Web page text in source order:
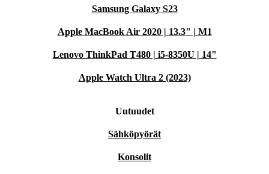
Samsung Galaxy S23
Apple MacBook Air 2020 | 13.3" | M1
Lenovo ThinkPad T480 | i5-8350U | 14"
Apple Watch Ultra 2 (2023)
Uutuudet
Sähköpyörät
Konsolit